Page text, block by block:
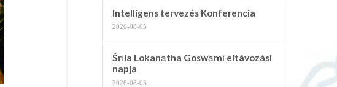
Intelligens tervezés Konferencia
2026-08-05
Śrīla Lokanātha Goswāmī eltávozási
napja
2026-08-03